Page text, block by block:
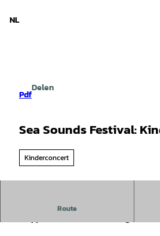
NL
Pdf
Delen
Sea Sounds Festival:
Kinderconcert
Route
Ein Konzert über das Meer und